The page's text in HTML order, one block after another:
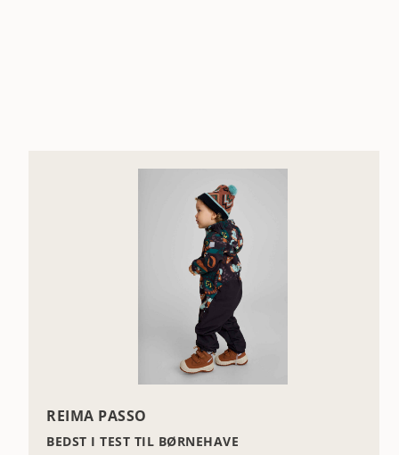
REIMA PASSO
BEDST I TEST TIL BØRNEHAVE